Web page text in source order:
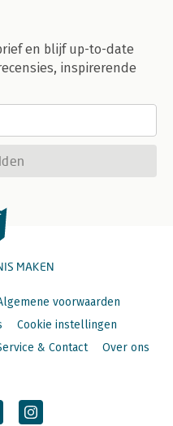
en blijf up-to-date
inspirerende
MAKEN
voorwaarden
Cookie instellingen
& Contact Over ons